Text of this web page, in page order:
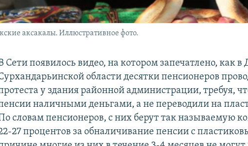
аксакалы. Иллюстративное фото.
Сети появилось видео, на котором запечатлено, как в
области десятки пенсионеров
у здания районной администрации, требуя,
наличными деньгами, а не переводили на
словам пенсионеров, с них берут так называемую
27 процентов за обналичивание пенсии с